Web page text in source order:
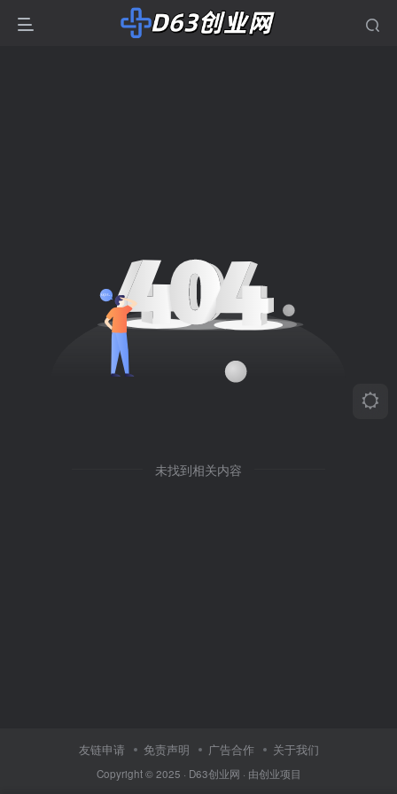
未找到相关内容
友链申请 免责声明 广告合作 关于我们
Copyright © 2025 · D63创业网 · 由创业项目